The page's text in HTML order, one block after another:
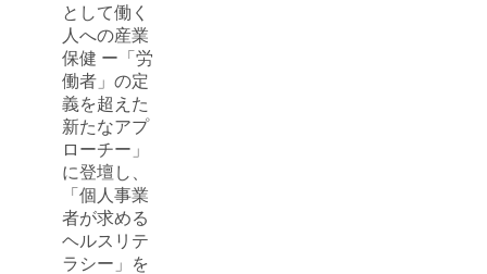
として働く
人への産業
保健 ー「労
働者」の定
義を超えた
新たなアプ
ローチー」
に登壇し、
「個人事業
者が求める
ヘルスリテ
ラシー」を